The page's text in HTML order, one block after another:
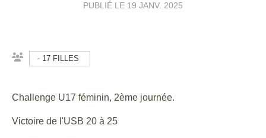
PUBLIÉ LE 19 JANV. 2025
- 17 FILLES
Challenge U17 féminin, 2ème journée.
Victoire de l'USB 20 à 25